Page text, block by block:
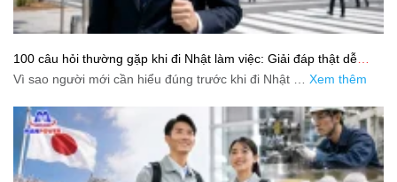
100 câu hỏi thường gặp khi đi Nhật làm việc: Giải đáp thật dễ
hiểu cho người mới bắt đầu
Vì sao người mới cần hiểu đúng trước khi đi Nhật … Xem thêm